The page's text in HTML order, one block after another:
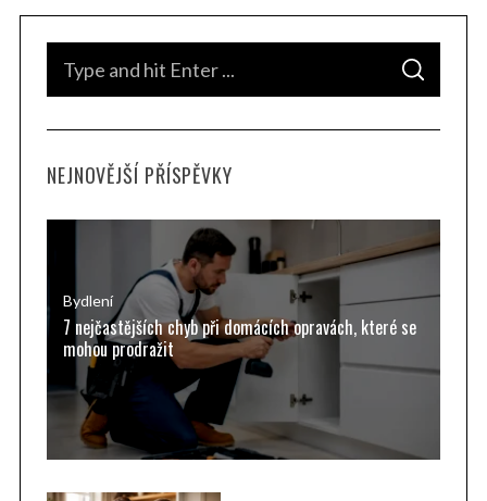
c
S
A
C
NEJNOVĚJŠÍ PŘÍSPĚVKY
Bydlení
7 nejčastějších chyb při domácích opravách, které se
mohou prodražit